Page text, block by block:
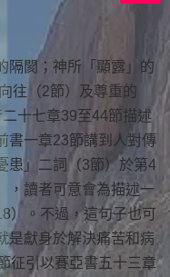
隔閡；神所「顯露」的
往（2節）及尊重的
十七章39至44節描述
書一章23節講到人對傳
患」二詞（3節）於第4
，讀者可意會為描述一
）。不過，這句子也可
是獻身於解決痛苦和病
征引以賽亞書五十三章